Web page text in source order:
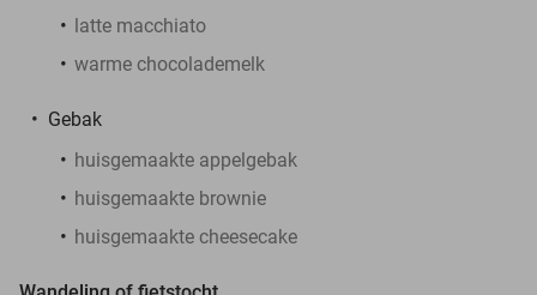
latte macchiato
warme chocolademelk
Gebak
huisgemaakte appelgebak
huisgemaakte brownie
huisgemaakte cheesecake